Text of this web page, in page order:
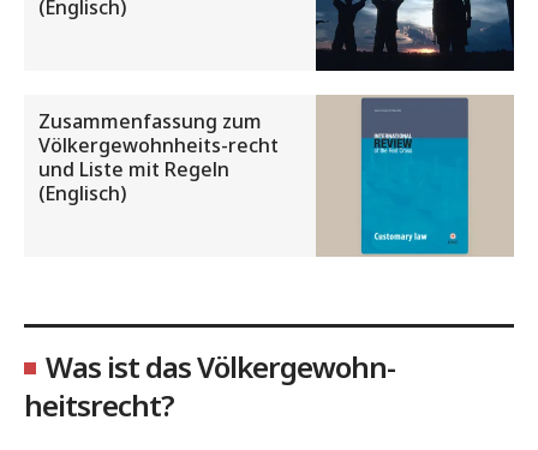
(Englisch)
Zusammenfassung zum
Völkergewohnheits-recht
und Liste mit Regeln
(Englisch)
Was ist das Völkergewohn-
heitsrecht?